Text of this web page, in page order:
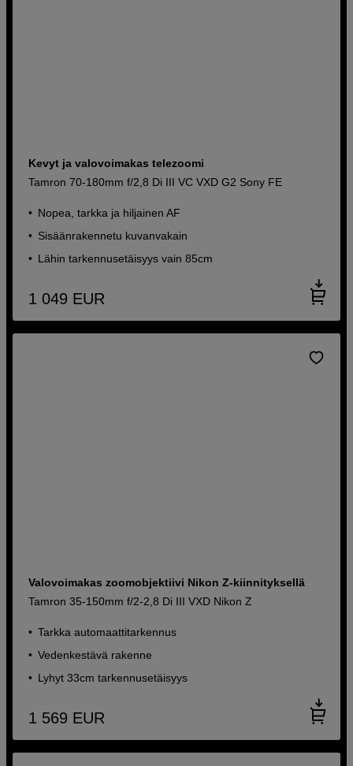
Kevyt ja valovoimakas telezoomi
Tamron 70-180mm f/2,8 Di III VC VXD G2 Sony FE
Nopea, tarkka ja hiljainen AF
Sisäänrakennetu kuvanvakain
Lähin tarkennusetäisyys vain 85cm
1 049 EUR
Valovoimakas zoomobjektiivi Nikon Z-kiinnityksellä
Tamron 35-150mm f/2-2,8 Di III VXD Nikon Z
Tarkka automaattitarkennus
Vedenkestävä rakenne
Lyhyt 33cm tarkennusetäisyys
1 569 EUR